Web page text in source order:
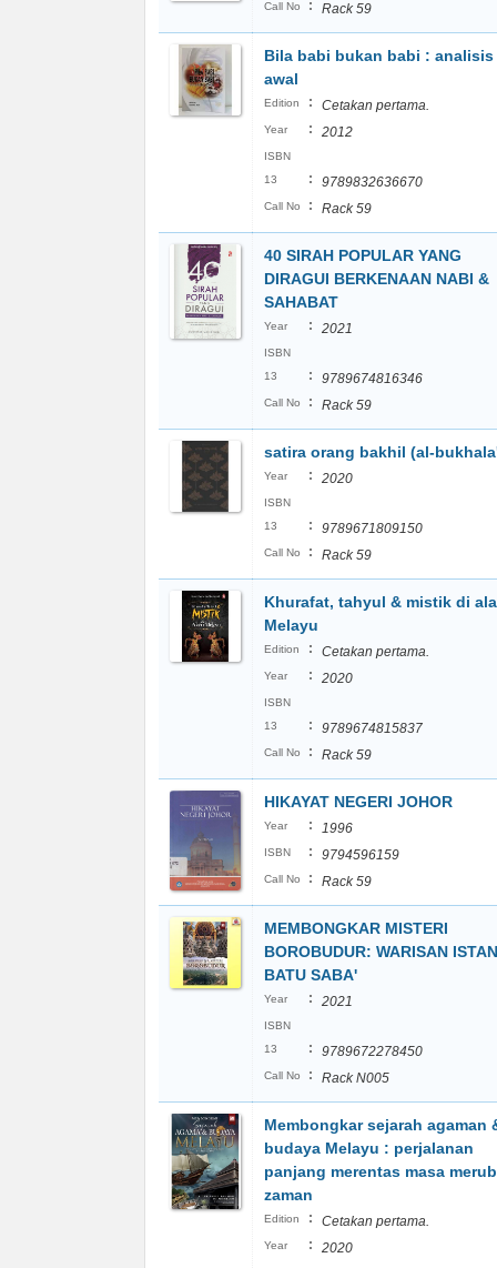
Call No : Rack 59
Bila babi bukan babi : analisis
awal
Edition : Cetakan pertama.
Year : 2012
ISBN
13
: 9789832636670
Call No : Rack 59
40 SIRAH POPULAR YANG
DIRAGUI BERKENAAN NABI &
SAHABAT
Year : 2021
ISBN
13
: 9789674816346
Call No : Rack 59
satira orang bakhil (al-
Year : 2020
ISBN
13
: 9789671809150
Call No : Rack 59
Khurafat, tahyul & mistik di
Melayu
Edition : Cetakan pertama.
Year : 2020
ISBN
13
: 9789674815837
Call No : Rack 59
HIKAYAT NEGERI JOHOR
Year : 1996
ISBN : 9794596159
Call No : Rack 59
MEMBONGKAR MISTERI
BOROBUDUR: WARISAN
BATU SABA'
Year : 2021
ISBN
13
: 9789672278450
Call No : Rack N005
Membongkar sejarah agaman
budaya Melayu : perjalanan
panjang merentas masa
zaman
Edition : Cetakan pertama.
Year : 2020